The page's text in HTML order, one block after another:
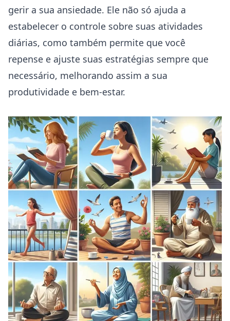
gerir a sua ansiedade. Ele não só ajuda a
estabelecer o controle sobre suas atividades
diárias, como também permite que você
repense e ajuste suas estratégias sempre que
necessário, melhorando assim a sua
produtividade e bem-estar.